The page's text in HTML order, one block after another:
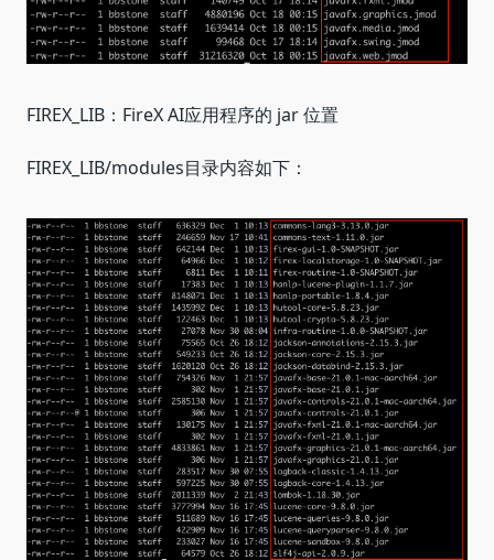
FIREX_LIB：FireX AI应用程序的 jar 位置
FIREX_LIB/modules目录内容如下：